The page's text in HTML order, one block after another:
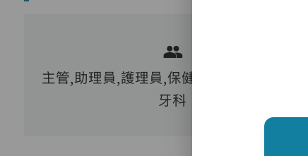
主管,助理員,護理員,保健員,到診醫生,外展
牙科